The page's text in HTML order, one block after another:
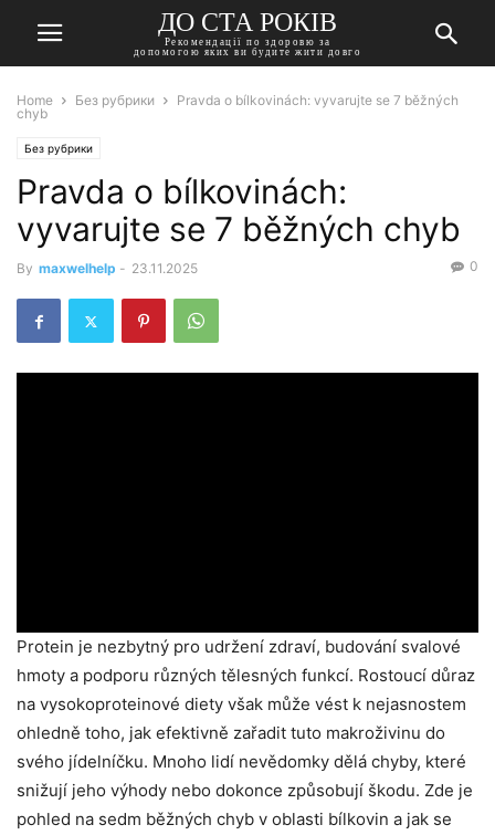
ДО СТА РОКІВ
Рекомендації по здоровю за
допомогою яких ви будите жити довго
Home Без рубрики
Pravda o bílkovinách: vyvarujte se 7 běžných
chyb
Без рубрики
Pravda o bílkovinách:
vyvarujte se 7 běžných chyb
By maxwelhelp - 23.11.2025 0
Protein je nezbytný pro udržení zdraví, budování svalové
hmoty a podporu různých tělesných funkcí. Rostoucí důraz
na vysokoproteinové diety však může vést k nejasnostem
ohledně toho, jak efektivně zařadit tuto makroživinu do
svého jídelníčku. Mnoho lidí nevědomky dělá chyby, které
snižují jeho výhody nebo dokonce způsobují škodu. Zde je
pohled na sedm běžných chyb v oblasti bílkovin a jak se